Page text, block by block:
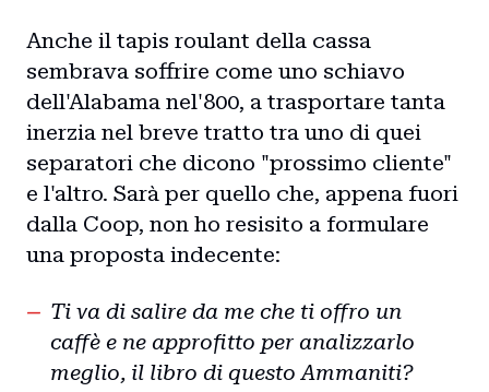
Anche il tapis roulant della cassa
sembrava soffrire come uno schiavo
dell'Alabama nel'800, a trasportare tanta
inerzia nel breve tratto tra uno di quei
separatori che dicono "prossimo cliente"
e l'altro. Sarà per quello che, appena fuori
dalla Coop, non ho resisito a formulare
una proposta indecente:
Ti va di salire da me che ti offro un
caffè e ne approfitto per analizzarlo
meglio, il libro di questo Ammaniti?